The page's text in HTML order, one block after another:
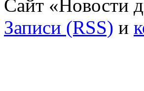
Сайт «Новости
Записи (RSS) и